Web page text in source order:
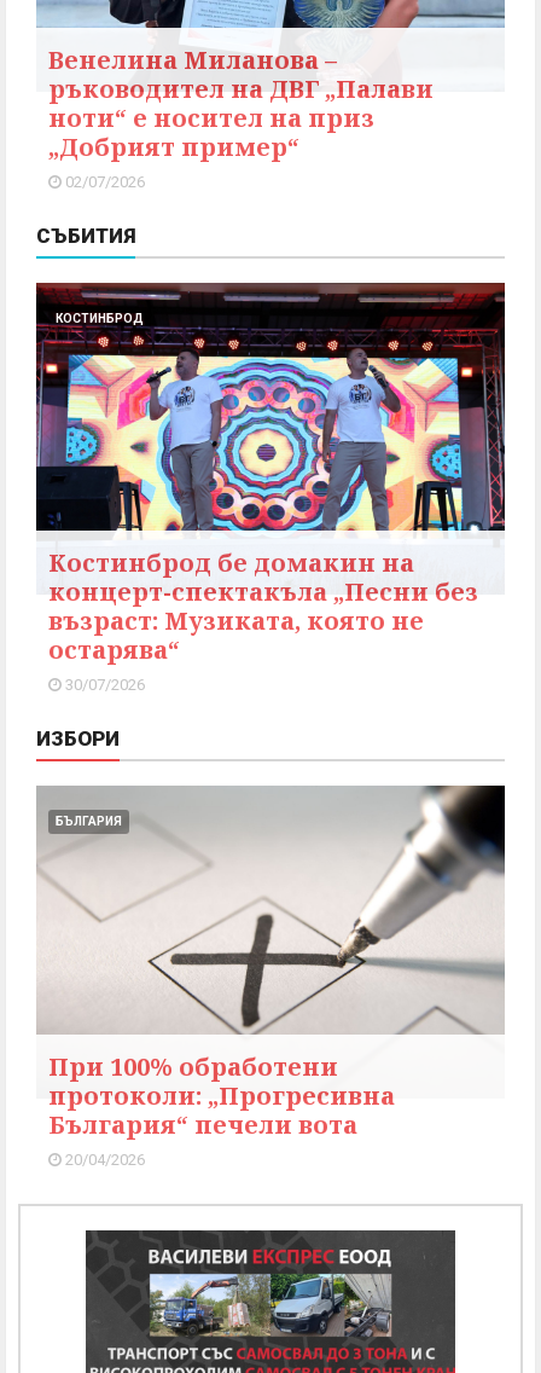
Венелина Миланова –
ръководител на ДВГ „Палави
ноти“ е носител на приз
„Добрият пример“
02/07/2026
СЪБИТИЯ
КОСТИНБРОД
Костинброд бе домакин на
концерт-спектакъла „Песни без
възраст: Музиката, която не
остарява“
30/07/2026
ИЗБОРИ
БЪЛГАРИЯ
При 100% обработени
протоколи: „Прогресивна
България“ печели вота
20/04/2026